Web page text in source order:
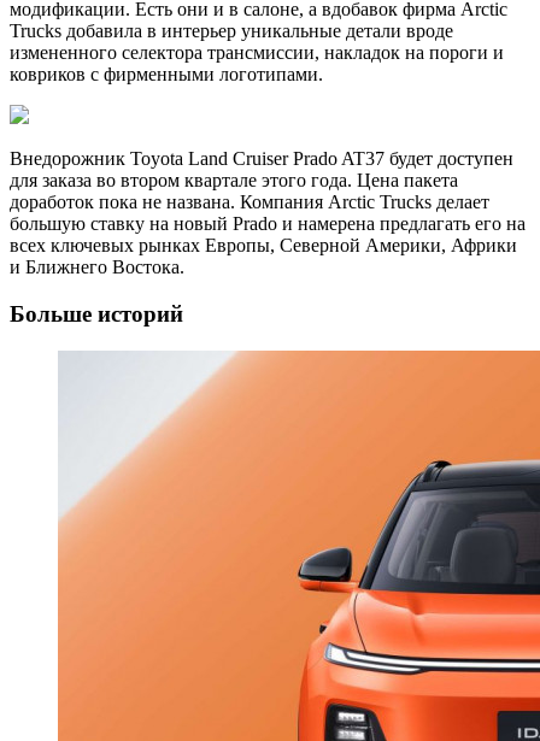
модификации. Есть они и в салоне, а вдобавок фирма Arctic
Trucks добавила в интерьер уникальные детали вроде
измененного селектора трансмиссии, накладок на пороги и
ковриков с фирменными логотипами.
Внедорожник Toyota Land Cruiser Prado AT37 будет доступен
для заказа во втором квартале этого года. Цена пакета
доработок пока не названа. Компания Arctic Trucks делает
большую ставку на новый Prado и намерена предлагать его на
всех ключевых рынках Европы, Северной Америки, Африки
и Ближнего Востока.
Больше историй